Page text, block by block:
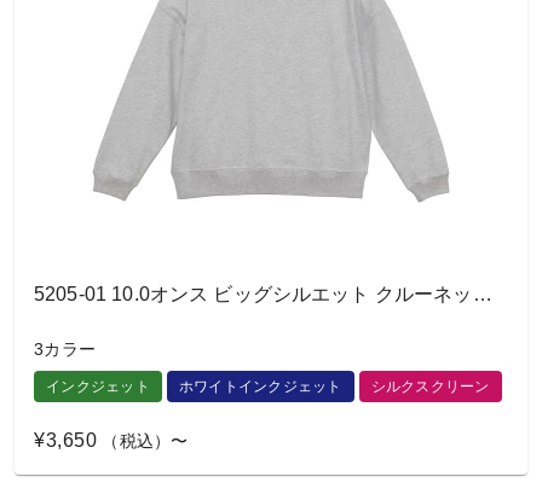
5205-01 10.0オンス ビッグシルエット クルーネック スウェット（裏パイル）
3カラー
インクジェット ホワイトインクジェット シルクスクリーン
¥3,650 （税込）〜